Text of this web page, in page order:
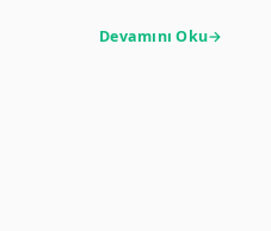
Devamını Oku